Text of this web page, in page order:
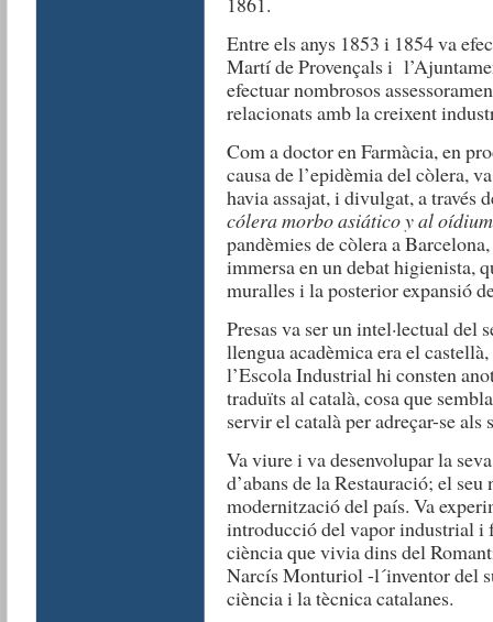
Entre els anys 1853 i 1854 va
Martí de Provençals i
efectuar nombrosos
relacionats amb la creixent
Com a doctor en Farmàcia, en
causa de l’epidèmia del còlera,
havia assajat, i divulgat, a través
cólera morbo asiático y al
pandèmies de còlera a
immersa en un debat higienista,
muralles i la posterior expansió
Presas va ser un intel·lectual del
llengua acadèmica era el
l’Escola Industrial hi consten
traduïts al català, cosa que
servir el català per adreçar-se als
Va viure i va desenvolupar la
d’abans de la Restauració; el
modernització del país. Va
introducció del vapor industrial i
ciència que vivia dins del
Narcís Monturiol -l´inventor del
ciència i la tècnica catalanes.